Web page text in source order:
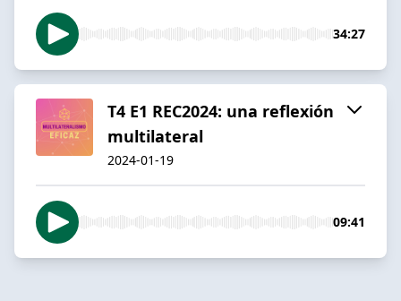
34:27
T4 E1 REC2024: una reflexión
multilateral
2024-01-19
09:41